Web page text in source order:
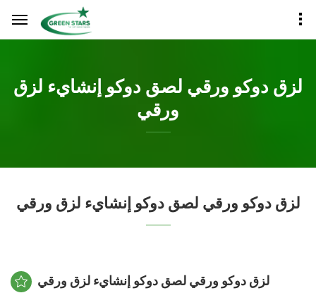
لزق دوكو ورقي لصق دوكو إنشايء لزق
ورقي
لزق دوكو ورقي لصق دوكو إنشايء لزق ورقي
لزق دوكو ورقي لصق دوكو إنشايء لزق ورقي